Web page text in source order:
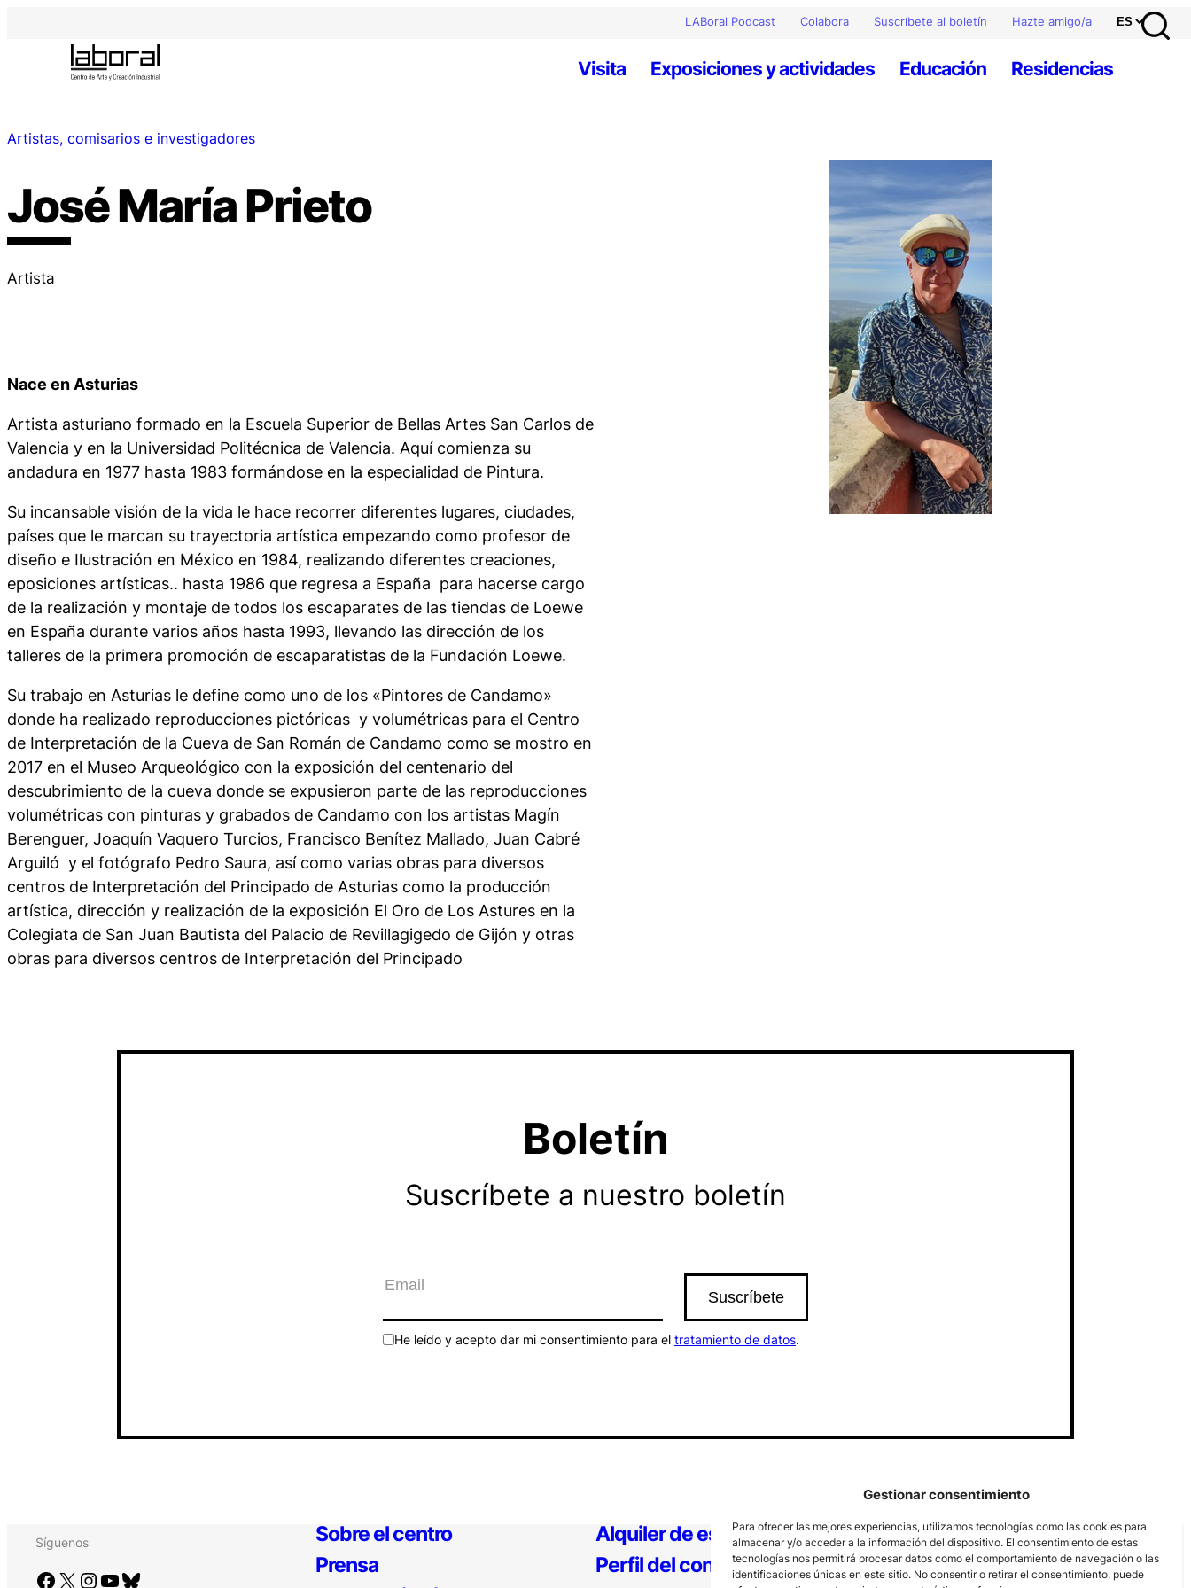
Gestionar consentimiento
Para ofrecer las mejores experiencias, utilizamos tecnologías como las cookies para
almacenar y/o acceder a la información del dispositivo. El consentimiento de estas
tecnologías nos permitirá procesar datos como el comportamiento de navegación o las
identificaciones únicas en este sitio. No consentir o retirar el consentimiento, puede
LABoral Podcast Colabora Suscríbete al boletín Hazte amigo/a
Visita Exposiciones y actividades Educación Residencias
Artistas, comisarios e investigadores
José María Prieto
Artista
Nace en Asturias
Artista asturiano formado en la Escuela Superior de Bellas Artes San Carlos de
Valencia y en la Universidad Politécnica de Valencia. Aquí comienza su
andadura en 1977 hasta 1983 formándose en la especialidad de Pintura.
Su incansable visión de la vida le hace recorrer diferentes lugares, ciudades,
países que le marcan su trayectoria artística empezando como profesor de
diseño e Ilustración en México en 1984, realizando diferentes creaciones,
eposiciones artísticas.. hasta 1986 que regresa a España para hacerse cargo
de la realización y montaje de todos los escaparates de las tiendas de Loewe
en España durante varios años hasta 1993, llevando las dirección de los
talleres de la primera promoción de escaparatistas de la Fundación Loewe.
Su trabajo en Asturias le define como uno de los «Pintores de Candamo»
donde ha realizado reproducciones pictóricas y volumétricas para el Centro
de Interpretación de la Cueva de San Román de Candamo como se mostro en
2017 en el Museo Arqueológico con la exposición del centenario del
descubrimiento de la cueva donde se expusieron parte de las reproducciones
volumétricas con pinturas y grabados de Candamo con los artistas Magín
Berenguer, Joaquín Vaquero Turcios, Francisco Benítez Mallado, Juan Cabré
Arguiló y el fotógrafo Pedro Saura, así como varias obras para diversos
centros de Interpretación del Principado de Asturias como la producción
artística, dirección y realización de la exposición El Oro de Los Astures en la
Colegiata de San Juan Bautista del Palacio de Revillagigedo de Gijón y otras
obras para diversos centros de Interpretación del Principado
Boletín
Suscríbete a nuestro boletín
He leído y acepto dar mi consentimiento para el tratamiento de datos.
Síguenos
Facebook X Instagram YouTube Bluesky
Sobre el centro
Prensa
Alquiler de espacios
Perfil del contratante